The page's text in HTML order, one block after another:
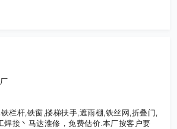
栏杆,铁窗,搂梯扶手,遮雨棚,铁丝网,折叠门,
焊接丶马达淮修，免费估价.本厂按客户要